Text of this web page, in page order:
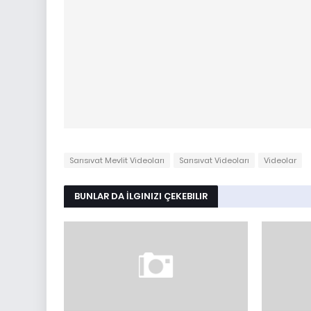
Sarısıvat Mevlit Videoları Sarısıvat Videoları Videolar
BUNLAR DA İLGINIZI ÇEKEBILIR